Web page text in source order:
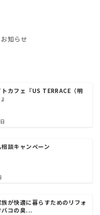
知らせ
カフェ『US TERRACE（明
相談キャンペーン
が快適に暮らすためのリフォ
バコの臭...